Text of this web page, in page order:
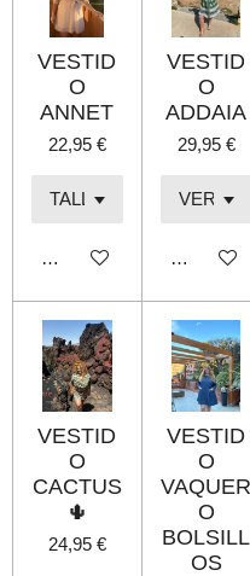
VESTID
O
ANNET
22,95 €
Añadir al carrito
VESTID
O
ADDAIA
29,95 €
Añadir al
VESTID
O
CACTUS
🌵
24,95 €
VESTID
O
VAQUER
O
BOLSILL
OS